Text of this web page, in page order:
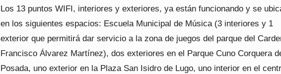
Los 13 puntos WIFI, interiores y exteriores, ya están funcionando y se
en los siguientes espacios: Escuela Municipal de Música (3 interiores y 1
exterior que permitirá dar servicio a la zona de juegos del parque del
Francisco Álvarez Martínez), dos exteriores en el Parque Cuno Corquera
Posada, uno exterior en la Plaza San Isidro de Lugo, uno interior en el